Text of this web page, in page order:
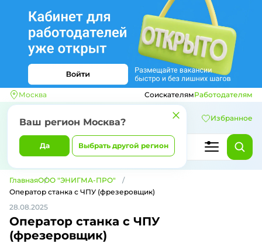
Москва
Ваш регион Москва?
Да Выбрать другой регион
СоискателямРаботодателям
Избранное
ГлавнаяООО "ЭНИГМА-ПРО"
Оператор станка с ЧПУ (фрезеровщик)
28.08.2025
Оператор станка с ЧПУ
(фрезеровщик)